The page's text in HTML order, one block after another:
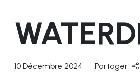
10 Décembre 2024 Partager